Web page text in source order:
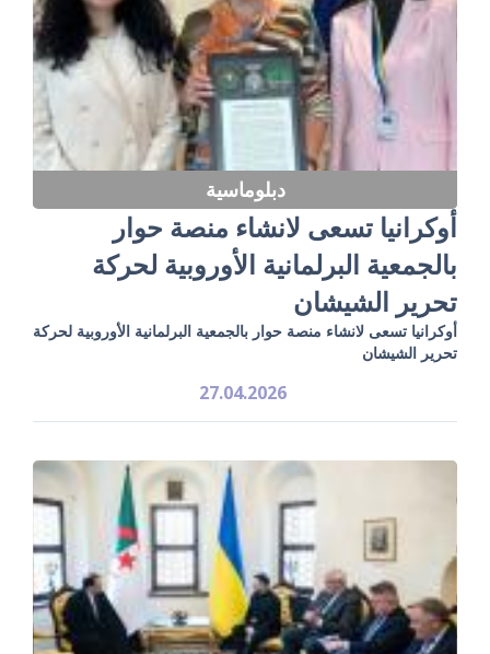
دبلوماسية
أوكرانيا تسعى لانشاء منصة حوار
بالجمعية البرلمانية الأوروبية لحركة
تحرير الشيشان
أوكرانيا تسعى لانشاء منصة حوار بالجمعية البرلمانية الأوروبية لحركة
تحرير الشيشان
27.04.2026